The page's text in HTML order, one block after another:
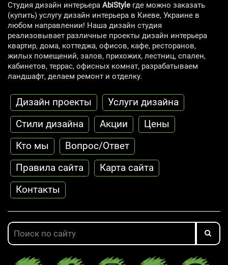
Студия дизайн интерьера AbiStyle где можно заказать
(купить) услугу дизайн интерьера в Киеве, Украине в
любом направлении! Наша дизайн студия
реализовывает различные проекты дизайн интерьера
квартир, дома, коттеджа, офисов, кафе, ресторанов,
жилых помещений, залов, прихожих, лестниц, спален,
кабинетов, террас, офисных комнат, разрабатываем
ландшафт, делаем ремонт и отделку.
Дизайн проекты
Услуги дизайна
Стили дизайна
Акции
Цены
Кто мы
Вопрос/Ответ
Правила сайта
Карта сайта
Контакты